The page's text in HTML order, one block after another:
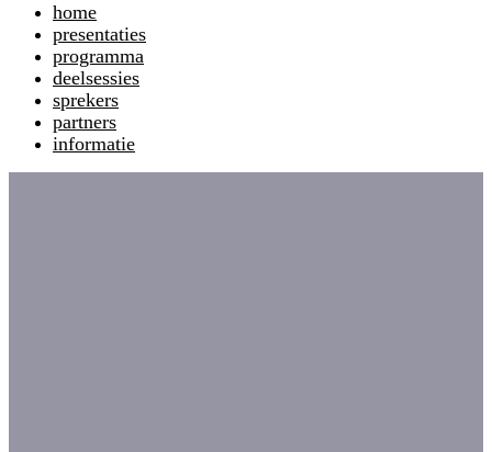
home
presentaties
programma
deelsessies
sprekers
partners
informatie